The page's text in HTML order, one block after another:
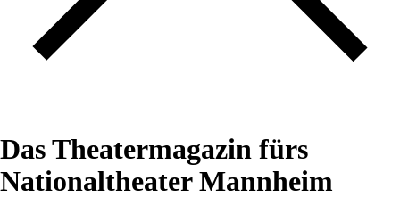
Das Theatermagazin fürs
Nationaltheater Mannheim